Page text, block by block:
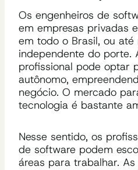
Os engenheiros de
em empresas privadas
em todo o Brasil, ou até
independente do porte.
profissional pode optar
autônomo,
negócio. O mercado
tecnologia é bastante
Nesse sentido, os
de software podem
áreas para trabalhar.